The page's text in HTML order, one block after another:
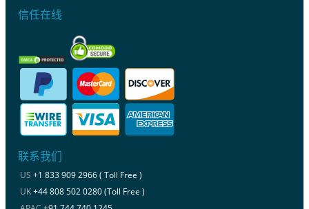
信任在线
联系我们
US +1 833 909 2966 ( Toll Free )
UK+44 808 502 0280 (Toll Free )